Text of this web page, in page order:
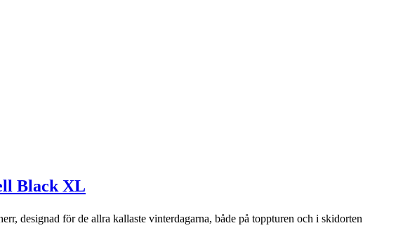
Black XL
designad för de allra kallaste vinterdagarna, både på toppturen och i skidorten